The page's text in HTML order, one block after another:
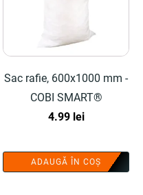
Sac rafie, 600x1000 mm -
COBI SMART®
4.99 lei
ADAUGĂ ÎN COȘ